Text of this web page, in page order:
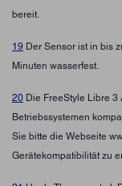
bereit.
19 Der Sensor ist in bis
Minuten wasserfest.
20 Die FreeStyle Libre 3
Betriebssystemen
Sie bitte die Webseite
Gerätekompatibilität zu